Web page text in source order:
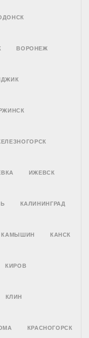
ВОРОНЕЖ
ИЖЕВСК
КАЛИНИНГРАД
КАМЫШИН КАНСК
КИРОВ
КЛИН
КРАСНОГОРСК